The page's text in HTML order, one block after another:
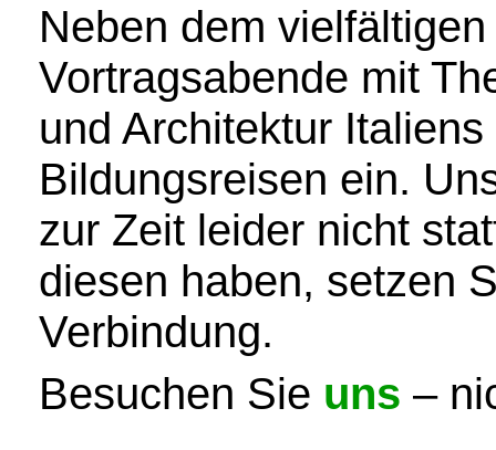
Neben dem
Vortragsabende mit
und Architektur
Bildungsreisen ein.
zur Zeit leider nicht
diesen haben, setzen
Verbindung.
Besuchen Sie uns –